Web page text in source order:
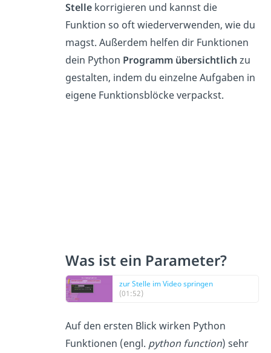
Stellekorrigieren und kannst die
Funktion so oft wiederverwenden, wie du
magst. Außerdem helfen dir Funktionen
dein Python Programm übersichtlich zu
gestalten, indem du einzelne Aufgaben in
eigene Funktionsblöcke verpackst.
Was ist ein Parameter?
zur Stelle im Video springen
(01:52)
Auf den ersten Blick wirken Python
Funktionen (engl. python function) sehr